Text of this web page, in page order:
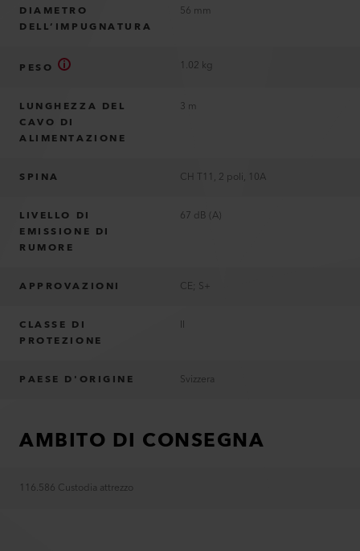
DIAMETRO
DELL’IMPUGNATURA
56 mm
PESO 1.02 kg
LUNGHEZZA DEL
CAVO DI
ALIMENTAZIONE
3 m
SPINA CH T11, 2 poli, 10A
LIVELLO DI
EMISSIONE DI
RUMORE
67 dB (A)
APPROVAZIONI CE; S+
CLASSE DI
PROTEZIONE
II
PAESE D'ORIGINE Svizzera
AMBITO DI CONSEGNA
116.586 Custodia attrezzo